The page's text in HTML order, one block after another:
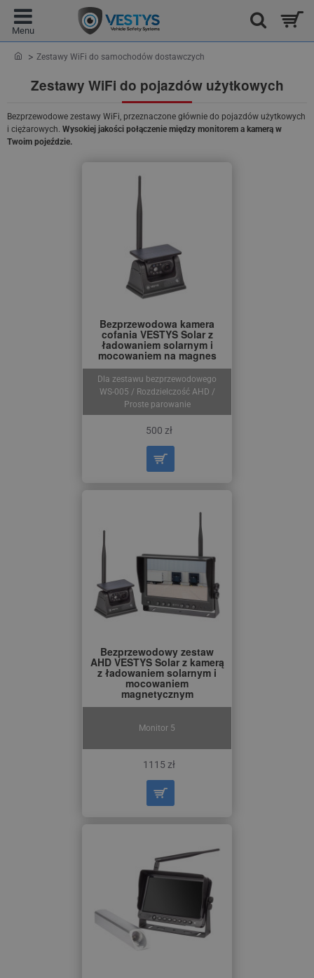
Zestawy WiFi do pojazdów użytkowych
homeZestawy WiFi do samochodów dostawczych
Bezprzewodowe zestawy WiFi, przeznaczone głównie do pojazdów użytkowych
i ciężarowych. Wysokiej jakości połączenie między monitorem a kamerą w
Twoim pojeździe.
Dla zestawu bezprzewodowego
WS-005 / Rozdzielczość AHD /
Proste parowanie
Bezprzewodowa kamera
cofania VESTYS Solar z
ładowaniem solarnym i
mocowaniem na magnes
500 zł
Monitor 5
Bezprzewodowy zestaw
AHD VESTYS Solar z kamerą
z ładowaniem solarnym i
mocowaniem
magnetycznym
1115 zł